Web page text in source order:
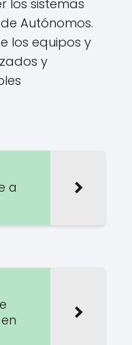
los sistemas
Autónomos.
los equipos y
y
a